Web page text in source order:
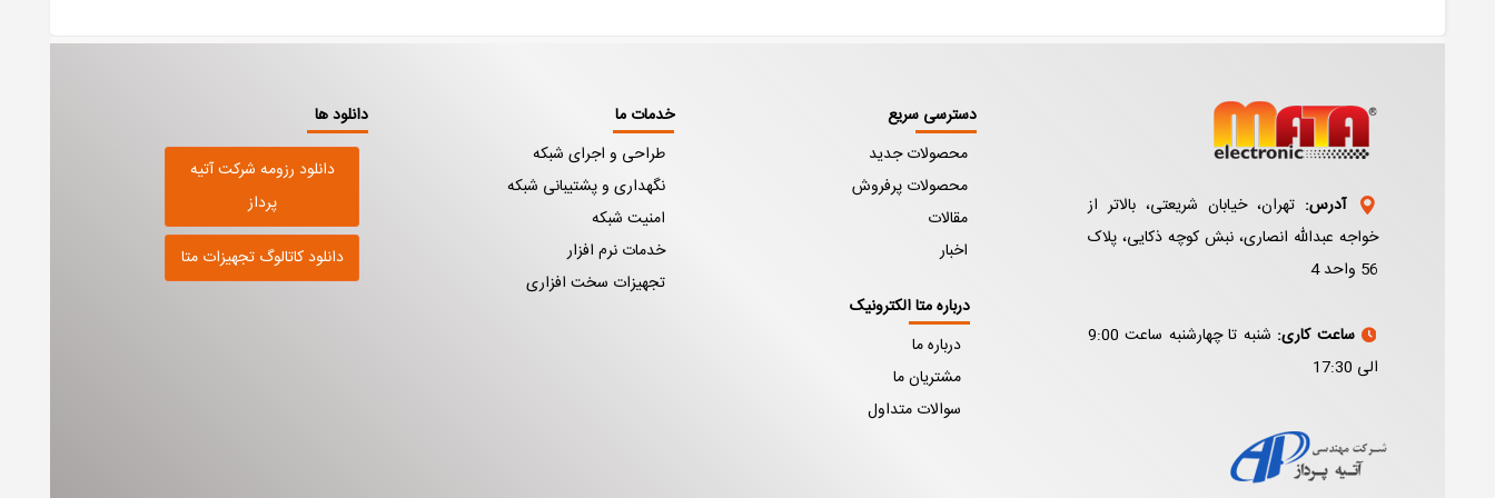
آدرس: تهران، خیابان شریعتی، بالاتر از
خواجه عبدالله انصاری، نبش کوچه ذکایی، پلاک
56 واحد 4
ساعت کاری:
شنبه تا چهارشنبه ساعت 9:00
الی 17:30
دسترسی سریع
محصولات جدید
محصولات پرفروش
مقالات
اخبار
درباره متا الکترونیک
درباره ما
مشتریان ما
سوالات متداول
خدمات ما
طراحی و اجرای شبکه
نگهداری و پشتیبانی شبکه
امنیت شبکه
خدمات نرم افزار
تجهیزات سخت افزاری
دانلود ها
دانلود رزومه شرکت آتیه
پرداز
دانلود کاتالوگ تجهیزات متا